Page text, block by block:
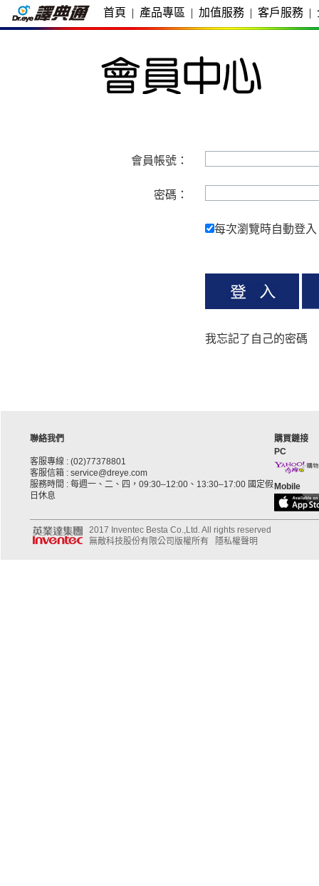
首頁 | 產品專區 | 加值服務 | 客戶服務 |
會員帳號：
密碼：
每次瀏覽時自動登入
我忘記了自己的密碼
聯絡我們
客服專線 : (02)77378801
客服信箱 : service@dreye.com
服務時間 : 每週一、二、四，09:30–12:00、13:30–17:00 國定假
日休息
購買鏈接
PC
Mobile
2017 Inventec Besta Co.,Ltd. All rights reserved
無敵科技股份有限公司版權所有
隱私權聲明